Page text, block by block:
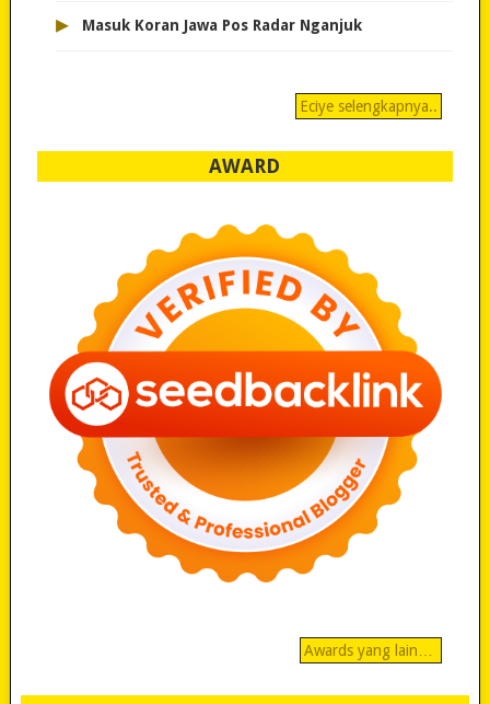
▸ Masuk Koran Jawa Pos Radar Nganjuk
Eciye selengkapnya..
AWARD
Awards yang lain…